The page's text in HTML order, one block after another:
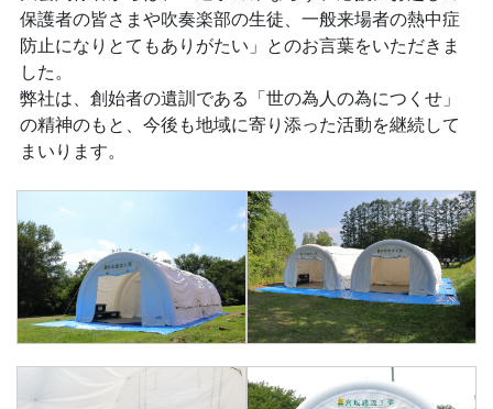
保護者の皆さまや吹奏楽部の生徒、一般来場者の熱中症
防止になりとてもありがたい」とのお言葉をいただきま
した。
弊社は、創始者の遺訓である「世の為人の為につくせ」
の精神のもと、今後も地域に寄り添った活動を継続して
まいります。